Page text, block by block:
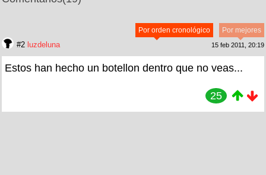
Por mejores
Por orden cronológico
#2 luzdeluna 15 feb 2011, 20:19
Estos han hecho un botellon dentro que no veas...
25